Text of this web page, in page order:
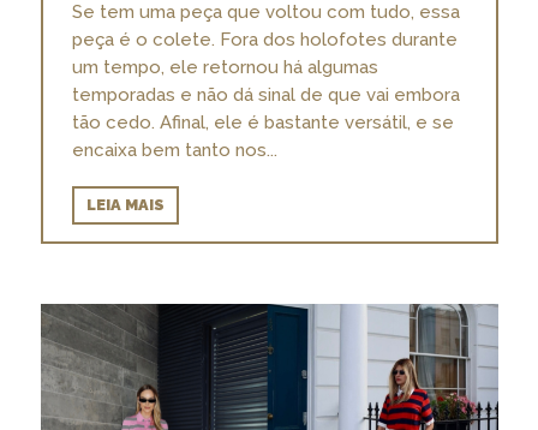
Se tem uma peça que voltou com tudo, essa
peça é o colete. Fora dos holofotes durante
um tempo, ele retornou há algumas
temporadas e não dá sinal de que vai embora
tão cedo. Afinal, ele é bastante versátil, e se
encaixa bem tanto nos...
LEIA MAIS